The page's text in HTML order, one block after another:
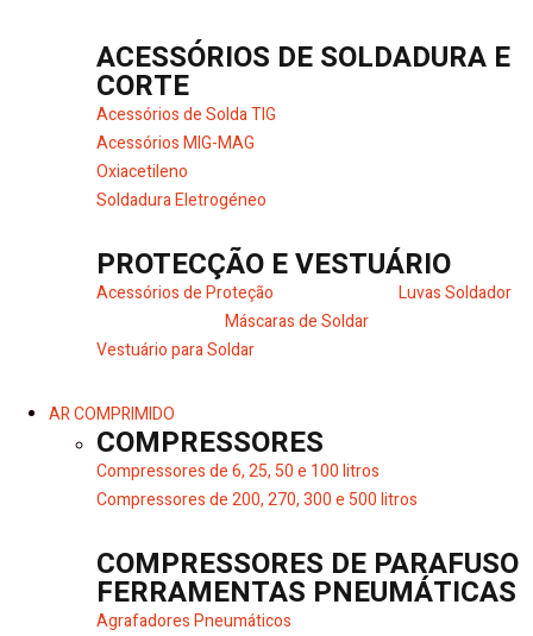
ACESSÓRIOS DE SOLDADURA E
CORTE
Acessórios de Solda TIG
Acessórios MIG-MAG
Oxiacetileno
Soldadura Eletrogéneo
PROTECÇÃO E VESTUÁRIO
Acessórios de Proteção
Luvas Soldador
Máscaras de Soldar
Vestuário para Soldar
AR COMPRIMIDO
COMPRESSORES
Compressores de 6, 25, 50 e 100 litros
Compressores de 200, 270, 300 e 500 litros
COMPRESSORES DE PARAFUSO
FERRAMENTAS PNEUMÁTICAS
Agrafadores Pneumáticos